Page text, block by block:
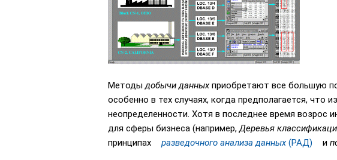
Методыдобычи данныхприобретают все большую
особенно в тех случаях, когда предполагается,
неопределенности. Хотя в последнее время возрос
для сферы бизнеса (например,Деревья
принципах
разведочного анализа данных(РАД) и